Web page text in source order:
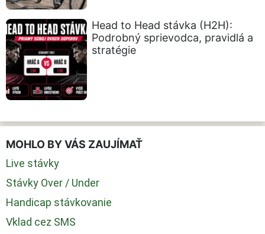
Head to Head stávka (H2H):
Podrobný sprievodca, pravidlá a
stratégie
MOHLO BY VÁS ZAUJÍMAŤ
Live stávky
Stávky Over / Under
Handicap stávkovanie
Vklad cez SMS